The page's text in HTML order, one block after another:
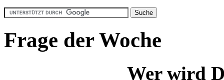
Frage der Woche
Wer wird